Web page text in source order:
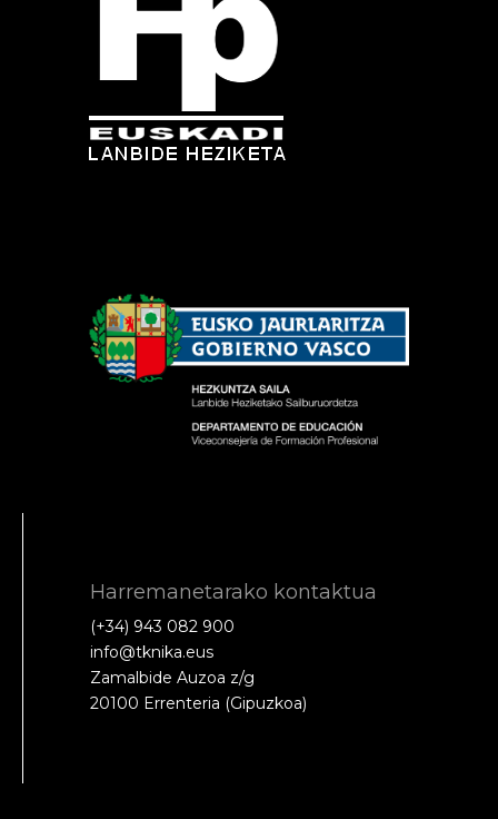
Harremanetarako kontaktua
(+34) 943 082 900
info@tknika.eus
Zamalbide Auzoa z/g
20100 Errenteria (Gipuzkoa)